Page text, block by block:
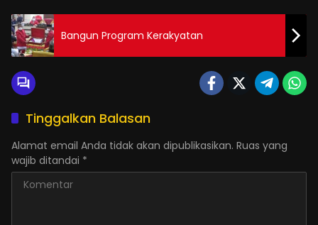
Bangun Program Kerakyatan
Tinggalkan Balasan
Alamat email Anda tidak akan dipublikasikan. Ruas yang
wajib ditandai *